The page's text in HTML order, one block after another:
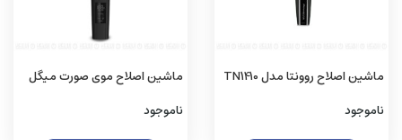
ماشین اصلاح روونتا مدل TN1410
ناموجود
ماشین اصلاح موی صورت میگل
ناموجود